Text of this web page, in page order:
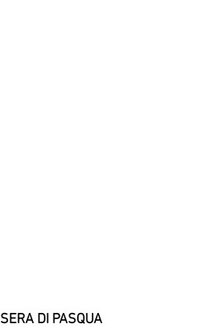
SERA DI PASQUA